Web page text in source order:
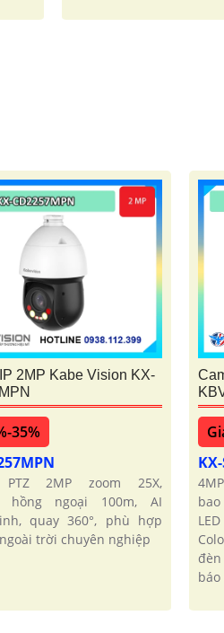
2MP Kabe Vision KX-
35%
PTZ 2MP zoom 25X,
hồng ngoại 100m, AI
quay 360°, phù hợp
trời chuyên nghiệp